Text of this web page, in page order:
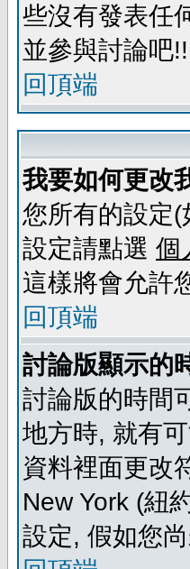
些沒有發表任
並參與討論吧!!
回頂端
我要如何更改
您所有的設定
設定請點選 個
這樣將會允許
回頂端
討論版顯示的
討論版的時間
地方時, 就有
資料裡面更改
New York (紐
設定, 假如您